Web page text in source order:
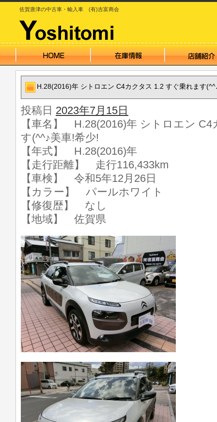
佐賀唐津の中古車・輸入車 (有)吉富商会
H.28(2016)年 シトロエン C4カクタス 1.2 すぐ乗れます
投稿日 2023年7月15日
【車名】 H.28(2016)年 シトロエン
す(^^♪美車!希少!
【年式】 H.28(2016)年
【走行距離】 走行116,433km
【車検】 令和5年12月26日
【カラー】 パールホワイト
【修復歴】 なし
【地域】 佐賀県